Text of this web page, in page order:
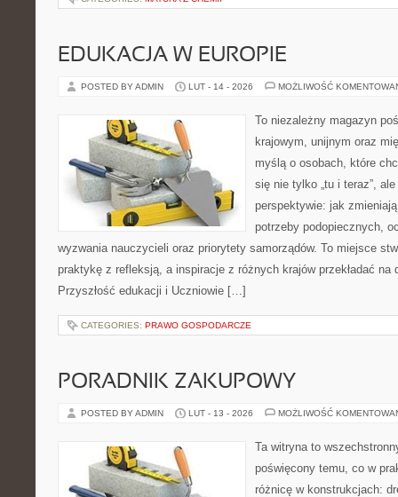
EDUKACJA W EUROPIE
POSTED BY ADMIN LUT - 14 - 2026 MOŻLIWOŚĆ
To niezależny magazyn
krajowym, unijnym oraz
myślą o osobach, które
się nie tylko „tu i teraz”,
perspektywie: jak
potrzeby podopiecznych,
wyzwania nauczycieli oraz priorytety samorządów. To miejsce
praktykę z refleksją, a inspiracje z różnych krajów przekładać na
Przyszłość edukacji i Uczniowie […]
CATEGORIES: PRAWO GOSPODARCZE
PORADNIK ZAKUPOWY
POSTED BY ADMIN LUT - 13 - 2026 MOŻLIWOŚĆ
Ta witryna to
poświęcony temu, co w
różnicę w konstrukcjach: